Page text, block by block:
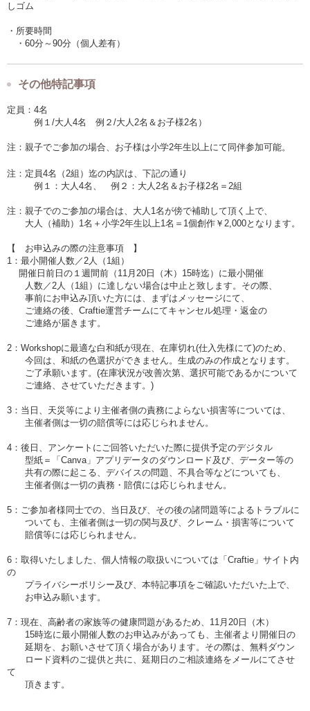
しゴム
・所要時間
・60分～90分（個人差有）
その他特記事項
定員：4名
例１/大人4名 例２/大人2名＆お子様2名）
注：親子でご参加の場合、お子様は小学2年生以上にて同伴参加可能。
注：定員4名（2組）迄の内訳は、下記の通り
例１：大人4名、 例２：大人2名＆お子様2名＝2組
注：親子でのご参加の場合は、大人1名が傍で補助して頂く上で、
大人（補助）1名＋小学2年生以上1名＝1個創作￥2,000となります。
【 お申込みの際の注意事項 】
1：最小開催人数／2人（1組）
開催日前日の１週間前（11月20日（木）15時迄）に最小開催
人数／2人（1組）に達しない場合は中止と致します。その際、
事前にお申込み頂いた方には、まずはメッセージにて、
ご連絡の後、Craftie運営チームにてキャンセル処理・返金の
ご連絡が届きます。
2：Workshopに最適な白和紙が現在、在庫切れ(仕入先様にて)のため、
今回は、和紙の色選択ができません。生成のみの作成となります。
ご了承願います。(在庫状況が改善次第、選択可能であるかについて
ご連絡、させていただきます。)
3：当日、天災等により主催者側の責務によらない損害等については、
主催者側は一切の賠償等には応じられません。
4：後日、アンケートにご回答いただいた際に提供予定のデジタル
型紙＝「Canva」アプリデータのダウンロード及び、データー等の
共有の際に起こる、デバイスの問題、不具合等などについても、
主催者側は一切の責務・賠償には応じられません。
5：ご参加者様同士での、当日及び、その後の諸問題等によるトラブルに
ついても、主催者側は一切の関与及び、クレーム・損害等について
賠償等には応じられません。
6：取得いたしました、個人情報の取扱いについては「Craftie」サイト内
の
プライバシーポリシー及び、本特記事項をご確認いただいた上で、
お申込み願います。
7：現在、高齢者の家族等の健康問題があるため、11月20日（木）
15時迄に最小開催人数のお申込みがあっても、主催者より開催日の
延期を、お願いさせて頂く場合があります。その際は、無料ダウン
ロード資料のご提供と共に、延期日のご相談連絡をメールにてさせ
て
頂きます。